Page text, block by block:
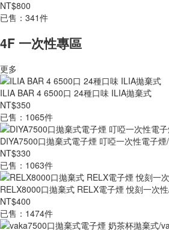
NT$800
已售：341件
4F 一次性專區
更多
ILIA BAR 4 6500口 24種口味 ILIA拋棄式
NT$350
已售：1065件
DIYA7500口拋棄式電子煙 叮啞一次性電子
NT$330
已售：1063件
RELX8000口拋棄式 RELX電子煙 悅刻一次
NT$400
已售：1474件